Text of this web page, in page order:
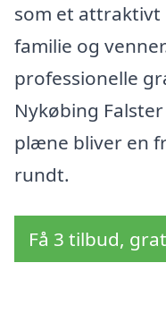
som et
familie og
professionelle
Nykøbing
plæne bliver en
rundt.
Få 3 tilbud,